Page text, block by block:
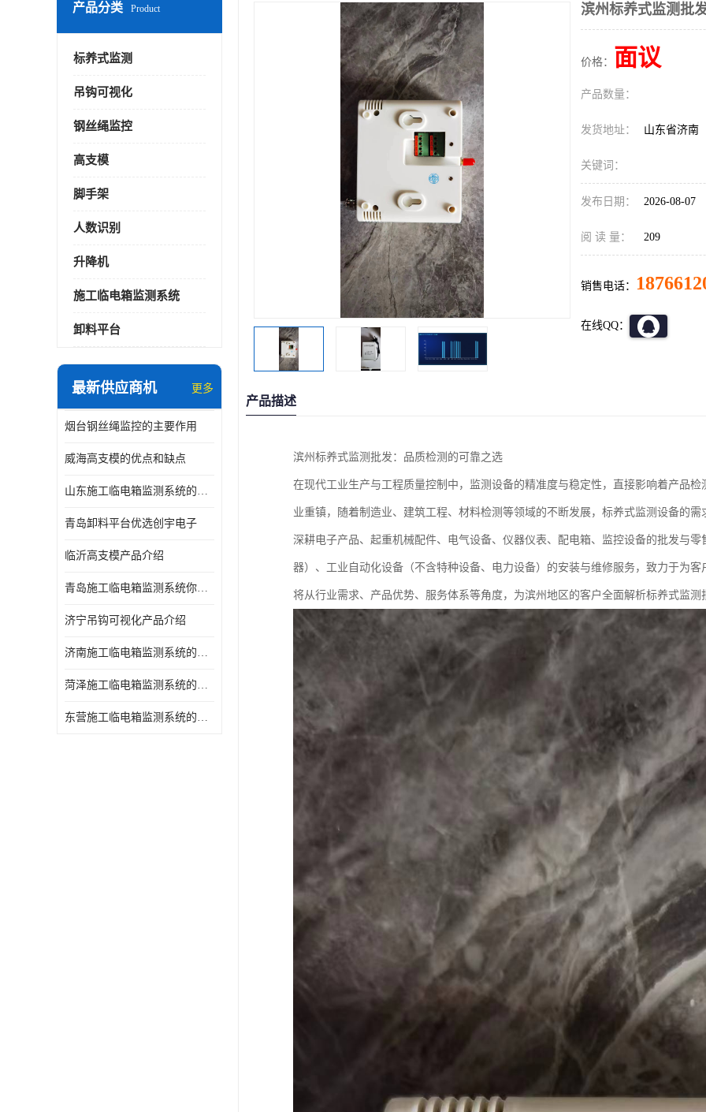
产品分类 Product
标养式监测
吊钩可视化
钢丝绳监控
高支模
脚手架
人数识别
升降机
施工临电箱监测系统
卸料平台
最新供应商机 更多
烟台钢丝绳监控的主要作用
威海高支模的优点和缺点
山东施工临电箱监测系统的优点和缺点
青岛卸料平台优选创宇电子
临沂高支模产品介绍
青岛施工临电箱监测系统你了解吗，产品指南
济宁吊钩可视化产品介绍
济南施工临电箱监测系统的优点和缺点
菏泽施工临电箱监测系统的主要作用
东营施工临电箱监测系统的主要作用
滨州标养式监测批
价格： 面议
产品数量：
发货地址： 山东省济南
关键词：
发布日期： 2026-08-07
阅 读 量： 209
销售电话：
在线QQ：
产品描述
滨州标养式监测批发：品质检测的可靠之选
在现代工业生产与工程质量控制中，监测设备的精准度与稳定性，直接影响着产品
业重镇，随着制造业、建筑工程、材料检测等领域的不断发展，标养式监测设备的
深耕电子产品、起重机械配件、电气设备、仪器仪表、配电箱、监控设备的批发与
器）、工业自动化设备（不含特种设备、电力设备）的安装与维修服务，致力于为
将从行业需求、产品优势、服务体系等角度，为滨州地区的客户全面解析标养式监测